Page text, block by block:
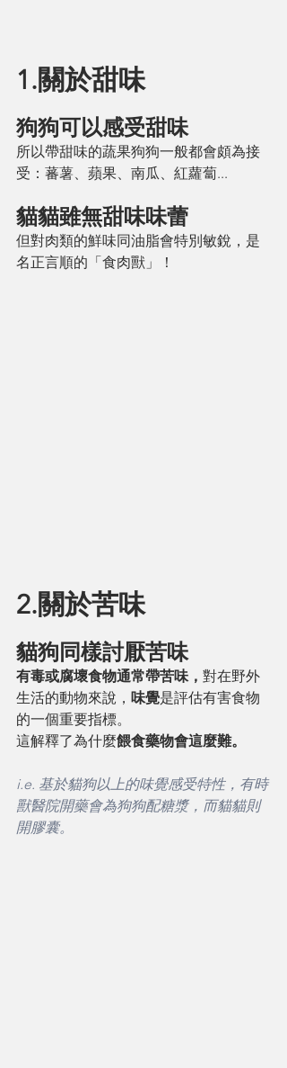
1.關於甜味
狗狗可以感受甜味
所以帶甜味的蔬果狗狗一般都會頗為接
受：蕃薯、蘋果、南瓜、紅蘿蔔...
貓貓雖無甜味味蕾
但對肉類的鮮味同油脂會特別敏銳，是
名正言順的「食肉獸」！
2.關於苦味
貓狗同樣討厭苦味
有毒或腐壞食物通常帶苦味， 對在野外
生活的動物來說， 味覺是評估有害食物
的一個重要指標。
這解釋了為什麼餵食藥物會這麼難。
i.e. 基於貓狗以上的味覺感受特性，有時
獸醫院開藥會為狗狗配糖漿，而貓貓則
開膠囊。